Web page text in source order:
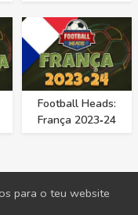
Football Heads:
França 2023‑24
para o teu website